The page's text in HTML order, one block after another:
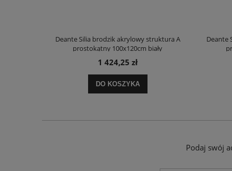
Deante Silia brodzik akrylowy struktura A
prostokątny 100x120cm biały
1 424,25 zł
DO KOSZYKA
Deante
Podaj swój